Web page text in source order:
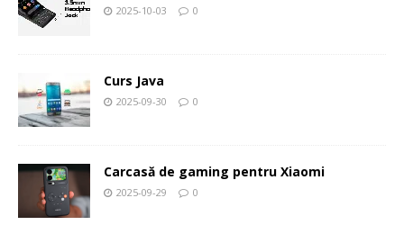
2025-10-03 0
Curs Java
2025-09-30 0
Carcasă de gaming pentru Xiaomi
2025-09-29 0